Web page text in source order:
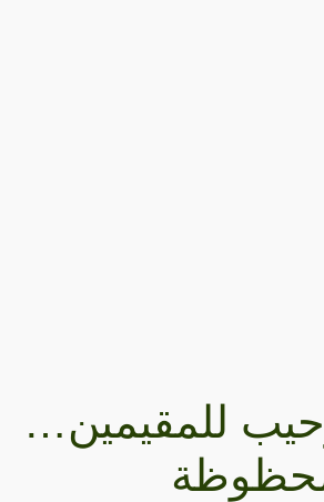
للمقيمين…
محظوظة